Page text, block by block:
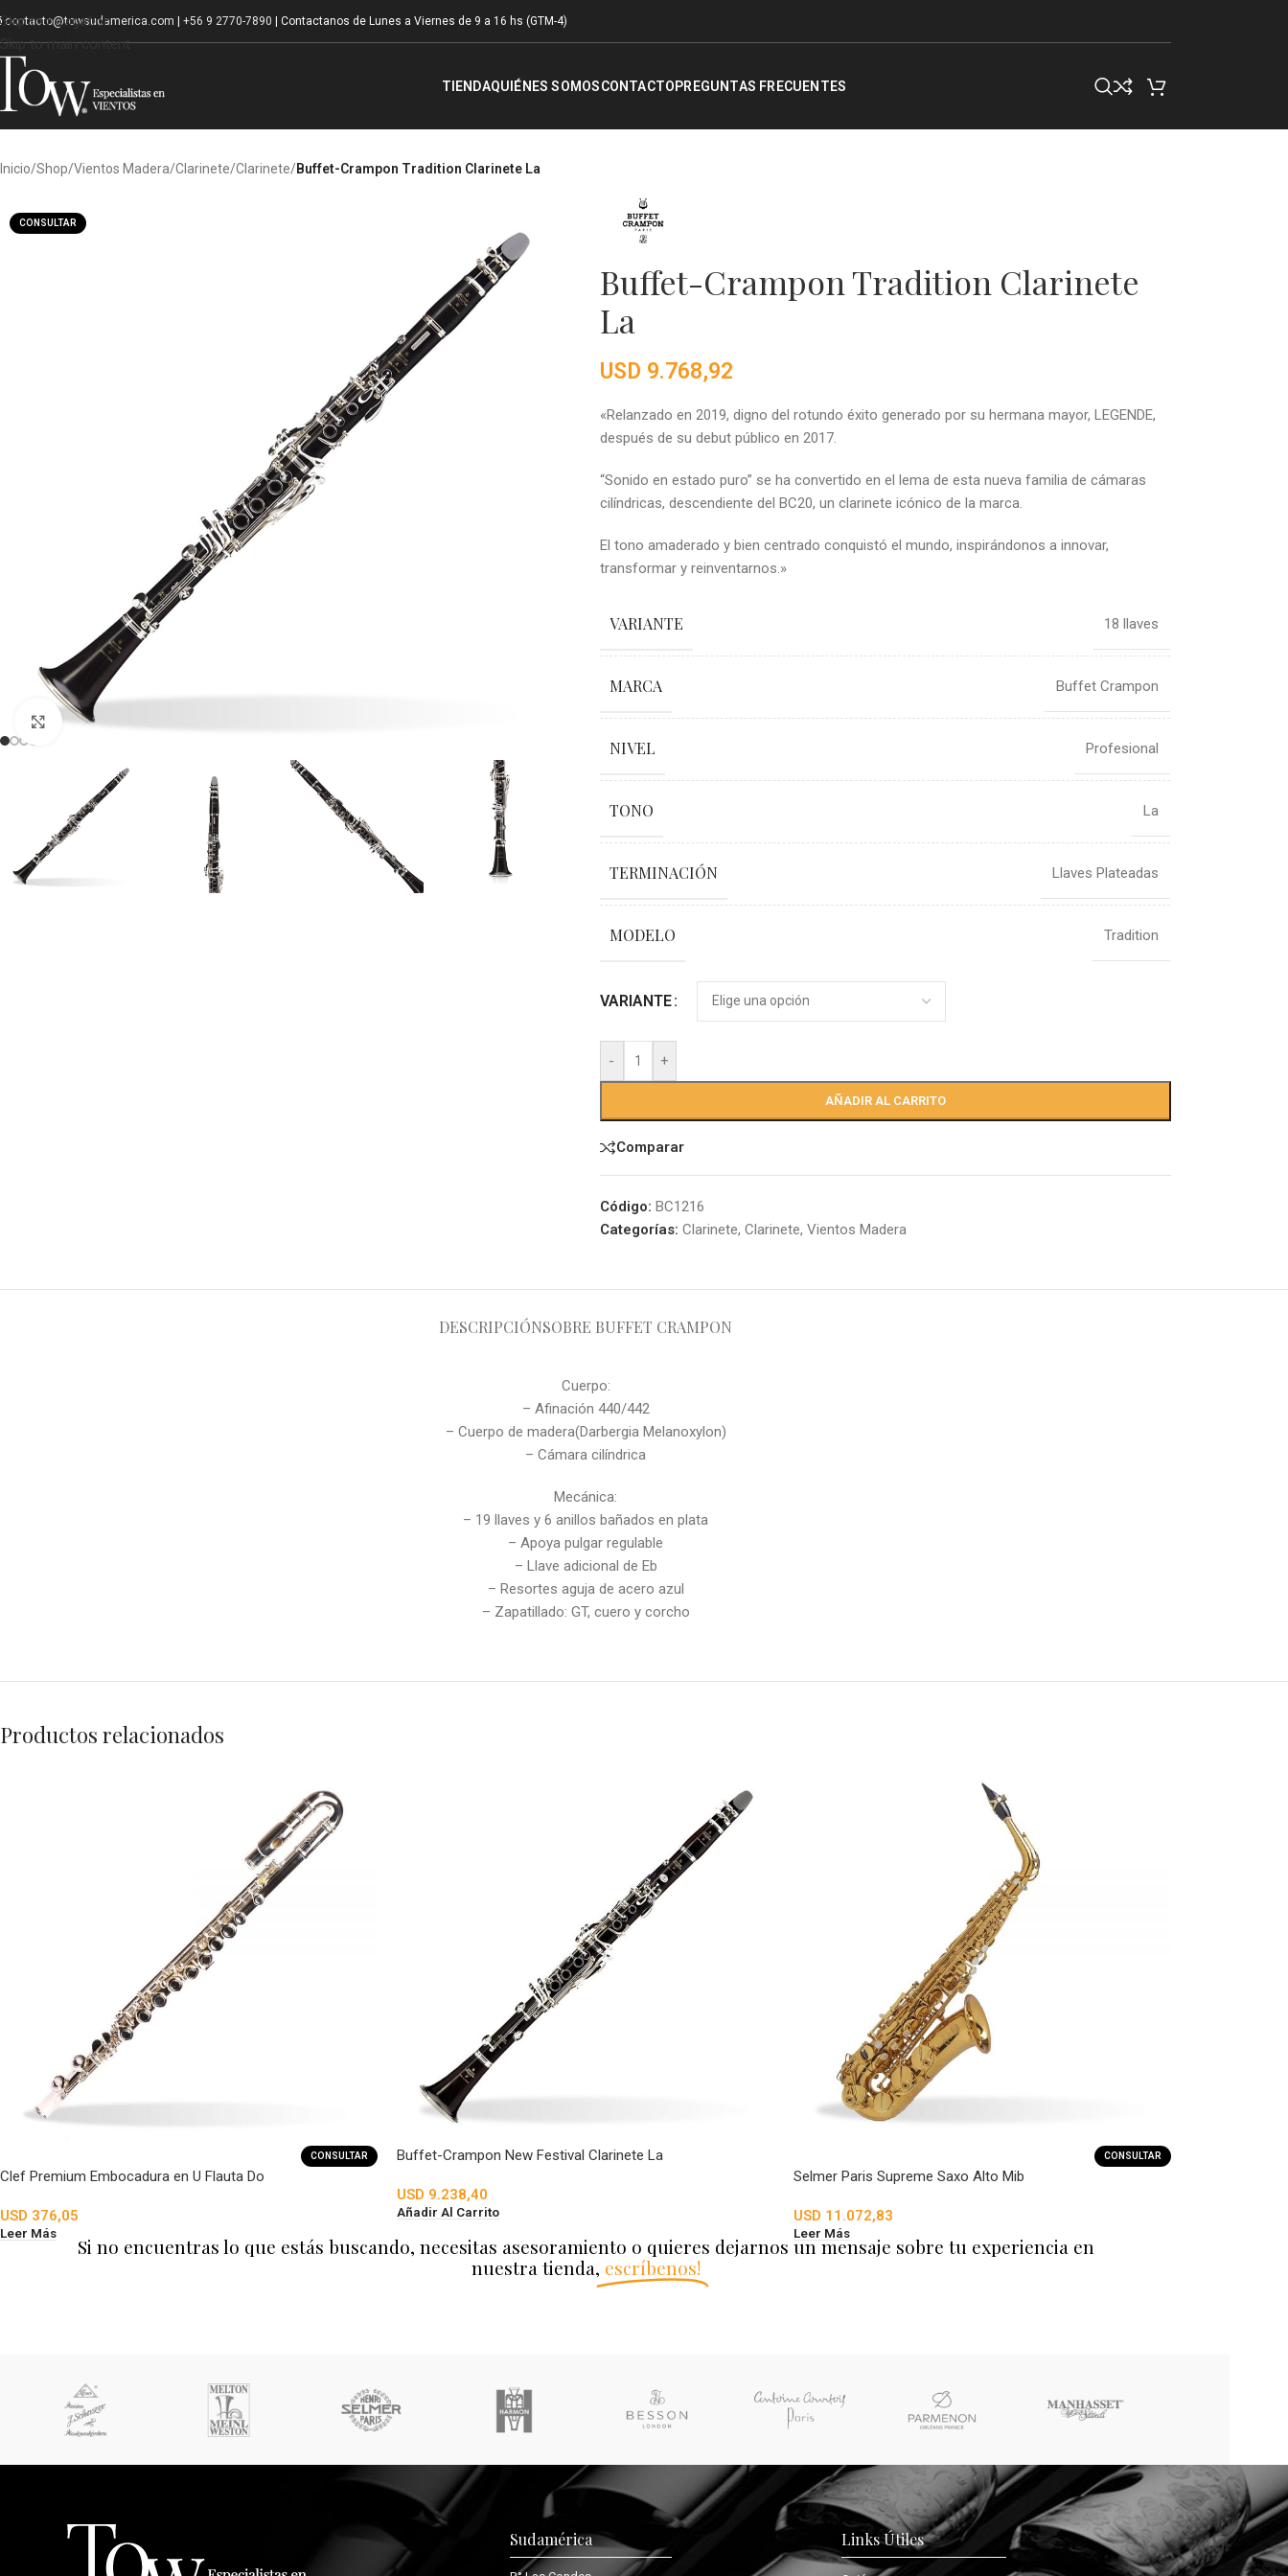
Skip to navigation
Skip to main content
contacto@towsudamerica.com +56 9 2770-7890 | Contactanos de Lunes a Viernes de 9 a 16 hs (GTM-4)
TIENDAQUIÉNES SOMOSCONTACTOPREGUNTAS FRECUENTES
Inicio/Shop/Vientos Madera/Clarinete/Clarinete/Buffet-Crampon Tradition Clarinete La
CONSULTAR
Click to enlarge
Buffet-Crampon Tradition Clarinete
La
USD 9.768,92
«Relanzado en 2019, digno del rotundo éxito generado por su hermana mayor, LEGENDE,
después de su debut público en 2017.
“Sonido en estado puro” se ha convertido en el lema de esta nueva familia de cámaras
cilíndricas, descendiente del BC20, un clarinete icónico de la marca.
El tono amaderado y bien centrado conquistó el mundo, inspirándonos a innovar,
transformar y reinventarnos.»
VARIANTE 18 llaves
MARCA Buffet Crampon
NIVEL Profesional
TONO La
TERMINACIÓN Llaves Plateadas
MODELO Tradition
VARIANTE
- +
AÑADIR AL CARRITO
Comparar
Código: BC1216
Categorías: Clarinete, Clarinete, Vientos Madera
DESCRIPCIÓNSOBRE BUFFET CRAMPON
Cuerpo:
– Afinación 440/442
– Cuerpo de madera(Darbergia Melanoxylon)
– Cámara cilíndrica
Mecánica:
– 19 llaves y 6 anillos bañados en plata
– Apoya pulgar regulable
– Llave adicional de Eb
– Resortes aguja de acero azul
– Zapatillado: GT, cuero y corcho
Productos relacionados
CONSULTAR
Clef Premium Embocadura en U Flauta Do
USD 376,05
Leer Más
Buffet-Crampon New Festival Clarinete La
USD 9.238,40
Añadir Al Carrito
CONSULTAR
Selmer Paris Supreme Saxo Alto Mib
USD 11.072,83
Leer Más
Si no encuentras lo que estás buscando, necesitas asesoramiento o quieres dejarnos un mensaje sobre tu experiencia en
nuestra tienda, escríbenos!
Sudamérica Links Útiles